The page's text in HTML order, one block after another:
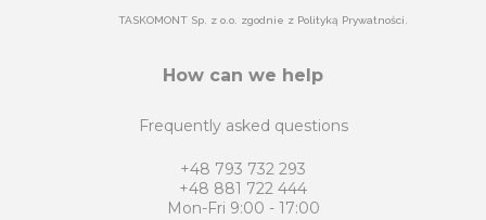
TASKOMONT Sp. z o.o. zgodnie z Polityką Prywatności.
How can we help
Frequently asked questions
+48 793 732 293
+48 881 722 444
Mon-Fri 9:00 - 17:00